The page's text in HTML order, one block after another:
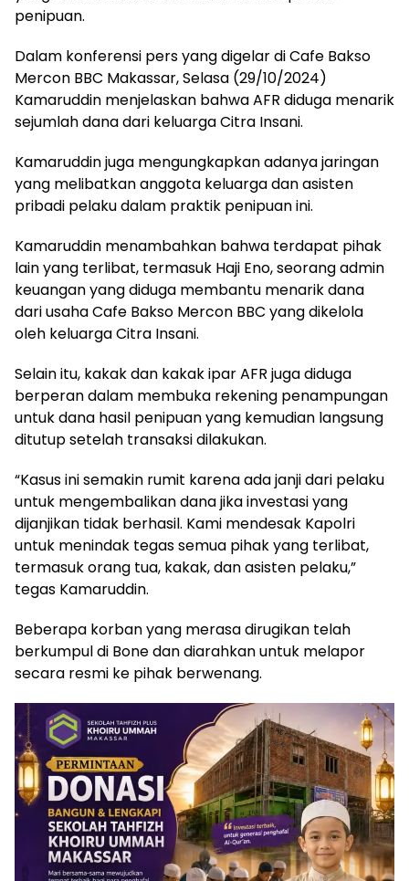
penipuan.
Dalam konferensi pers yang digelar di Cafe Bakso
Mercon BBC Makassar, Selasa (29/10/2024)
Kamaruddin menjelaskan bahwa AFR diduga menarik
sejumlah dana dari keluarga Citra Insani.
Kamaruddin juga mengungkapkan adanya jaringan
yang melibatkan anggota keluarga dan asisten
pribadi pelaku dalam praktik penipuan ini.
Kamaruddin menambahkan bahwa terdapat pihak
lain yang terlibat, termasuk Haji Eno, seorang admin
keuangan yang diduga membantu menarik dana
dari usaha Cafe Bakso Mercon BBC yang dikelola
oleh keluarga Citra Insani.
Selain itu, kakak dan kakak ipar AFR juga diduga
berperan dalam membuka rekening penampungan
untuk dana hasil penipuan yang kemudian langsung
ditutup setelah transaksi dilakukan.
“Kasus ini semakin rumit karena ada janji dari pelaku
untuk mengembalikan dana jika investasi yang
dijanjikan tidak berhasil. Kami mendesak Kapolri
untuk menindak tegas semua pihak yang terlibat,
termasuk orang tua, kakak, dan asisten pelaku,”
tegas Kamaruddin.
Beberapa korban yang merasa dirugikan telah
berkumpul di Bone dan diarahkan untuk melapor
secara resmi ke pihak berwenang.